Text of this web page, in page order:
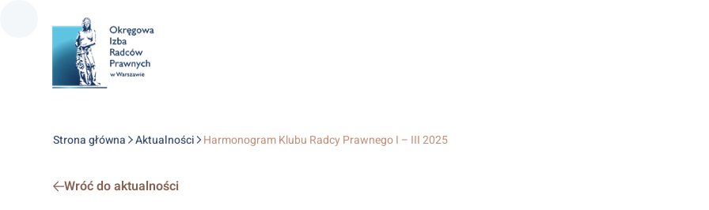
Strona główna Aktualności Harmonogram Klubu Radcy Prawnego I – III 2025
Wróć do aktualności